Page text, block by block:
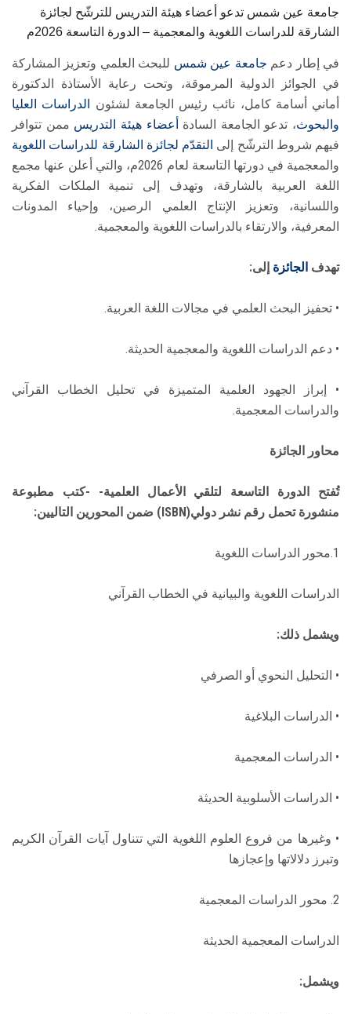
جامعة عين شمس تدعو أعضاء هيئة التدريس للترشّح لجائزة
الشارقة للدراسات اللغوية والمعجمية – الدورة التاسعة 2026م
في إطار دعم جامعة عين شمس للبحث العلمي وتعزيز المشاركة
في الجوائز الدولية المرموقة، وتحت رعاية الأستاذة الدكتورة
أماني أسامة كامل، نائب رئيس الجامعة لشئون الدراسات العليا
والبحوث، تدعو الجامعة السادة أعضاء هيئة التدريس ممن تتوافر
فيهم شروط الترشّح إلى التقدّم لجائزة الشارقة للدراسات اللغوية
والمعجمية في دورتها التاسعة لعام 2026م، والتي أعلن عنها مجمع
اللغة العربية بالشارقة، وتهدف إلى تنمية الملكات الفكرية
واللسانية، وتعزيز الإنتاج العلمي الرصين، وإحياء المدونات
المعرفية، والارتقاء بالدراسات اللغوية والمعجمية.
تهدف الجائزة إلى:
• تحفيز البحث العلمي في مجالات اللغة العربية.
• دعم الدراسات اللغوية والمعجمية الحديثة.
• إبراز الجهود العلمية المتميزة في تحليل الخطاب القرآني
والدراسات المعجمية.
محاور الجائزة
تُفتح الدورة التاسعة لتلقي الأعمال العلمية- -كتب مطبوعة
منشورة تحمل رقم نشر دولي(ISBN) ضمن المحورين التاليين:
1.محور الدراسات اللغوية
الدراسات اللغوية والبيانية في الخطاب القرآني
ويشمل ذلك:
• التحليل النحوي أو الصرفي
• الدراسات البلاغية
• الدراسات المعجمية
• الدراسات الأسلوبية الحديثة
• وغيرها من فروع العلوم اللغوية التي تتناول آيات القرآن الكريم
وتبرز دلالاتها وإعجازها
2. محور الدراسات المعجمية
الدراسات المعجمية الحديثة
ويشمل: